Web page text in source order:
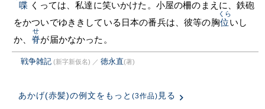
喋 くっては、私達に笑いかけた。小屋の柵のまえに、鉄砲
をかついでゆききしている日本の番兵は、彼等の胸位
くら
いし
か、 脊
せ
が届かなかった。
戦争雑記 (新字新仮名) ／ 徳永直(著)
あかげ(赤髪)の例文をもっと (3作品) 見る